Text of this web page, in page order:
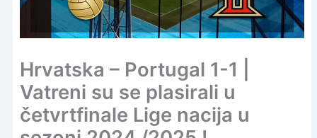
Hrvatska – Portugal 1-1 |
Vatreni su se plasirali u
četvrtfinale Lige nacija u